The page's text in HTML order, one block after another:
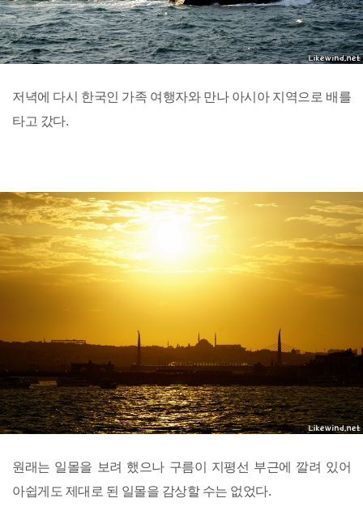
저녁에 다시 한국인 가족 여행자와 만나 아시아 지역으로 배를
타고 갔다.
원래는 일몰을 보려 했으나 구름이 지평선 부근에 깔려 있어
아쉽게도 제대로 된 일몰을 감상할 수는 없었다.